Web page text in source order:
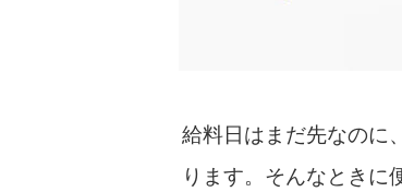
給料日はまだ先なのに
ります。そんなときに